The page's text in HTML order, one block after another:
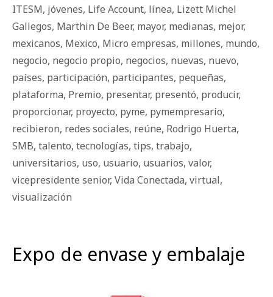
ITESM, jóvenes, Life Account, línea, Lizett Michel
Gallegos, Marthin De Beer, mayor, medianas, mejor,
mexicanos, Mexico, Micro empresas, millones, mundo,
negocio, negocio propio, negocios, nuevas, nuevo,
países, participación, participantes, pequeñas,
plataforma, Premio, presentar, presentó, producir,
proporcionar, proyecto, pyme, pymempresario,
recibieron, redes sociales, reúne, Rodrigo Huerta,
SMB, talento, tecnologías, tips, trabajo,
universitarios, uso, usuario, usuarios, valor,
vicepresidente senior, Vida Conectada, virtual,
visualización
Expo de envase y embalaje